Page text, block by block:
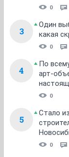
0
3
Один
какая
0
4
По
арт-
0
5
Стало
0